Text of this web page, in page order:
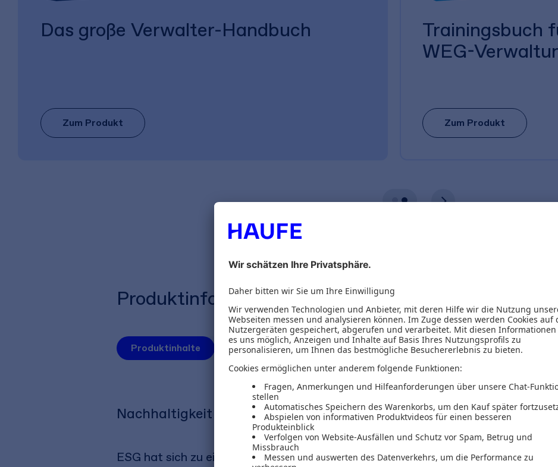
Das große Verwalter-Handbuch
Zum Produkt
Trainingsbuch
WEG-
Zum Produkt
Produktinformationen
Produktinhalte Herausgeber
Nachhaltigkeit in der Immobilienbranche
ESG hat sich zu einem strukturprägenden Steuerungsrahmen für